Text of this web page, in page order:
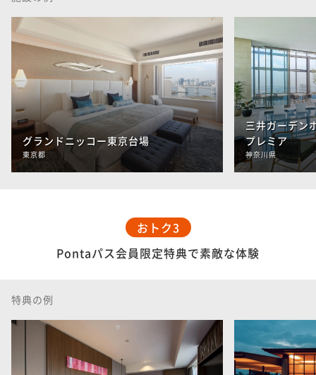
グランドニッコー東京台場
東京都
三井ガーデン
プレミア
神奈川県
おトク3
Pontaパス会員限定特典で素敵な体験
特典の例